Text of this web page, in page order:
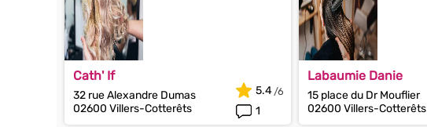
Cath' If
32 rue Alexandre Dumas
02600 Villers-Cotterêts
1
5.4
Labaumie Danie
15 place du Dr Mouflier
02600 Villers-Cotterêts